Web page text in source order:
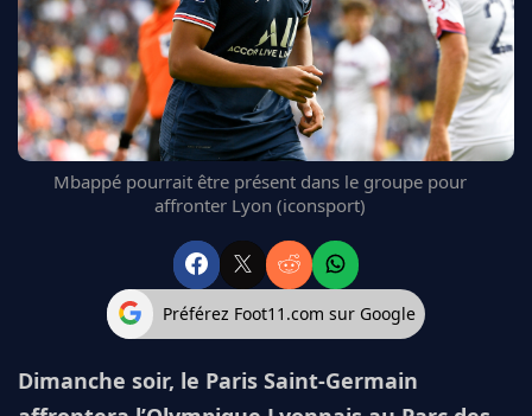
FC BARCELONE
MANCHESTER UNITED
CHELSEA
ARSENAL
BAYERN
L'AVIS DE LA RÉDAC'
Mbappé pourrait être présent dans le groupe pour
affronter Lyon (iconsport)
Préférez Foot11.com sur Google
Dimanche soir, le Paris Saint-Germain